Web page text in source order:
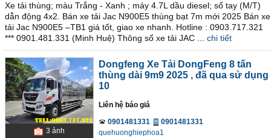
Xe tải thùng; màu Trắng - Xanh ; máy 4.7L dầu diesel; số tay (M/T)
dẫn động 4x2. Bán xe tải Jac N900E5 thùng bạt 7m mới 2025 Bán xe
tải Jac N900E5 –TB1 giá tốt, giao xe nhanh. Hotline : 0903.717.321
*** 0901.481.331 (Minh Huệ) Thông số xe tải JAC ...
chi tiết
3 ảnh
Dongfeng Xe Tải DongFeng 8 tấn
thùng dài 9m9 2025 , đã qua sử dụng
10
Liên hệ báo giá
0901481331
0901481331
quehuonghiephoa1